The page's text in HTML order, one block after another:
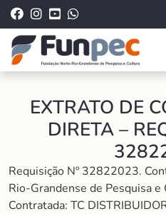
EXTRATO DE
DIRETA –
Requisição Nº 32822023.
Rio-Grandense de Pesquisa e
Contratada: TC